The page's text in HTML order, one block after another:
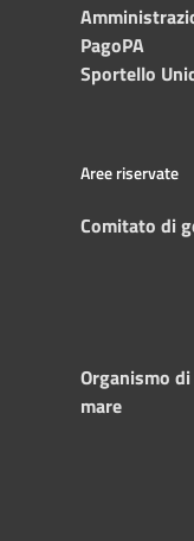
PagoPA
Sportello
Aree riservate
Comitato di
Organismo
mare